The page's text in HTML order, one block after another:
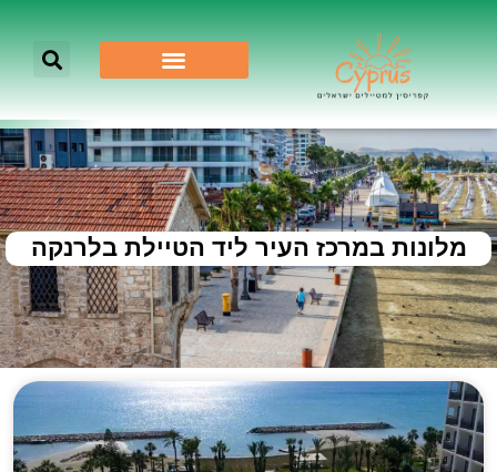
מלונות במרכז העיר ליד הטיילת בלרנקה